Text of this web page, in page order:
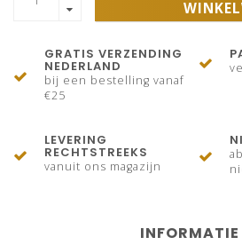
GRATIS VERZENDING
NEDERLAND
bij een bestelling vanaf
€25
LEVERING
RECHTSTREEKS
vanuit ons magazijn
INFORMATIE